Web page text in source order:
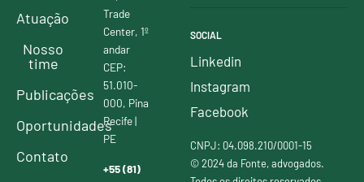
Atuação
Nosso
time
Publicações
Oportunidades
Contato
Trade
Center, 1º
andar
CEP:
51.010-
000, Pina
Recife |
PE
+55 (81)
SOCIAL
Linkedin
Instagram
Facebook
CNPJ: 04.098.210/0001-15
© 2024 da Fonte, advogados.